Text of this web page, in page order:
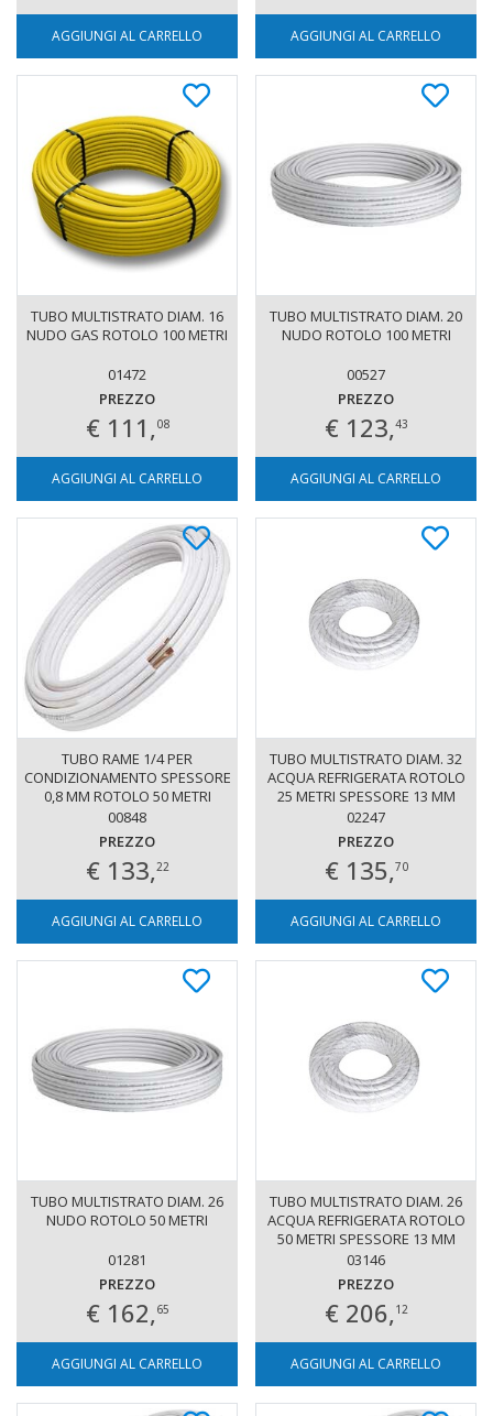
AGGIUNGI AL CARRELLO AGGIUNGI AL CARRELLO
TUBO MULTISTRATO DIAM. 16
NUDO GAS ROTOLO 100 METRI
01472
PREZZO
€ 111,08
AGGIUNGI AL CARRELLO
TUBO MULTISTRATO DIAM. 20
NUDO ROTOLO 100 METRI
00527
PREZZO
€ 123,43
AGGIUNGI AL CARRELLO
TUBO RAME 1/4 PER
CONDIZIONAMENTO SPESSORE
0,8 MM ROTOLO 50 METRI
00848
PREZZO
€ 133,22
AGGIUNGI AL CARRELLO
TUBO MULTISTRATO DIAM. 32
ACQUA REFRIGERATA ROTOLO
25 METRI SPESSORE 13 MM
02247
PREZZO
€ 135,70
AGGIUNGI AL CARRELLO
TUBO MULTISTRATO DIAM. 26
NUDO ROTOLO 50 METRI
01281
PREZZO
€ 162,65
AGGIUNGI AL CARRELLO
TUBO MULTISTRATO DIAM. 26
ACQUA REFRIGERATA ROTOLO
50 METRI SPESSORE 13 MM
03146
PREZZO
€ 206,12
AGGIUNGI AL CARRELLO